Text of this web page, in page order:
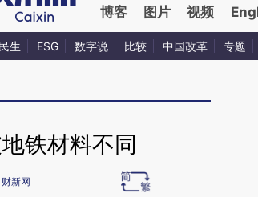
博客 图片 视频
民生 ESG 数字说 比较 中国改革 专题
铁材料不同
财新网